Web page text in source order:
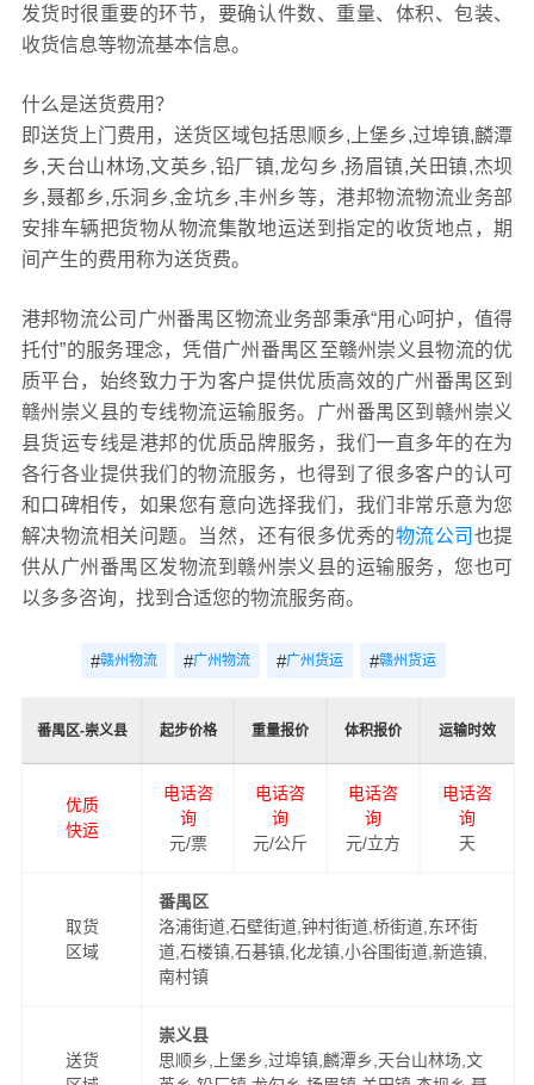
发货时很重要的环节，要确认件数、重量、体积、包装、
收货信息等物流基本信息。
什么是送货费用？
即送货上门费用，送货区域包括思顺乡,上堡乡,过埠镇,麟潭
乡,天台山林场,文英乡,铅厂镇,龙勾乡,扬眉镇,关田镇,杰坝
乡,聂都乡,乐洞乡,金坑乡,丰州乡等，港邦物流物流业务部
安排车辆把货物从物流集散地运送到指定的收货地点，期
间产生的费用称为送货费。
港邦物流公司广州番禺区物流业务部秉承“用心呵护，值得
托付”的服务理念，凭借广州番禺区至赣州崇义县物流的优
质平台，始终致力于为客户提供优质高效的广州番禺区到
赣州崇义县的专线物流运输服务。广州番禺区到赣州崇义
县货运专线是港邦的优质品牌服务，我们一直多年的在为
各行各业提供我们的物流服务，也得到了很多客户的认可
和口碑相传，如果您有意向选择我们，我们非常乐意为您
解决物流相关问题。当然，还有很多优秀的物流公司 也提
供从广州番禺区发物流到赣州崇义县的运输服务，您也可
以多多咨询，找到合适您的物流服务商。
#赣州物流 #广州物流 #广州货运 #赣州货运
番禺区-崇义县 起步价格 重量报价 体积报价 运输时效
优质
快运
电话咨
询
元/票
电话咨
询
元/公斤
电话咨
询
元/立方
电话咨
询
天
取货
区域
番禺区
洛浦街道,石壁街道,钟村街道,桥街道,东环街
道,石楼镇,石碁镇,化龙镇,小谷围街道,新造镇,
南村镇
送货
崇义县
思顺乡,上堡乡,过埠镇,麟潭乡,天台山林场,文